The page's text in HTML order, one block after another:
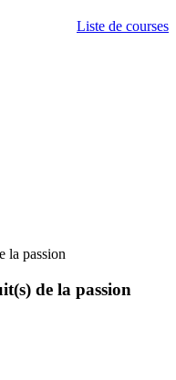
Liste de courses
de la passion